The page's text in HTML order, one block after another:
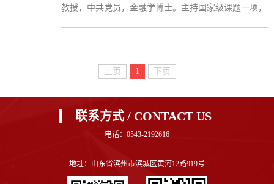
教授，中共党员，金融学博士。主持国家级课题一项，
心和SSCI专业论文，指导员工参与全国技能大赛。
上页 1 下页
联系方式 / CONTACT US
电话：0543-2192616
地址：山东省滨州市滨城区黄河12路919号